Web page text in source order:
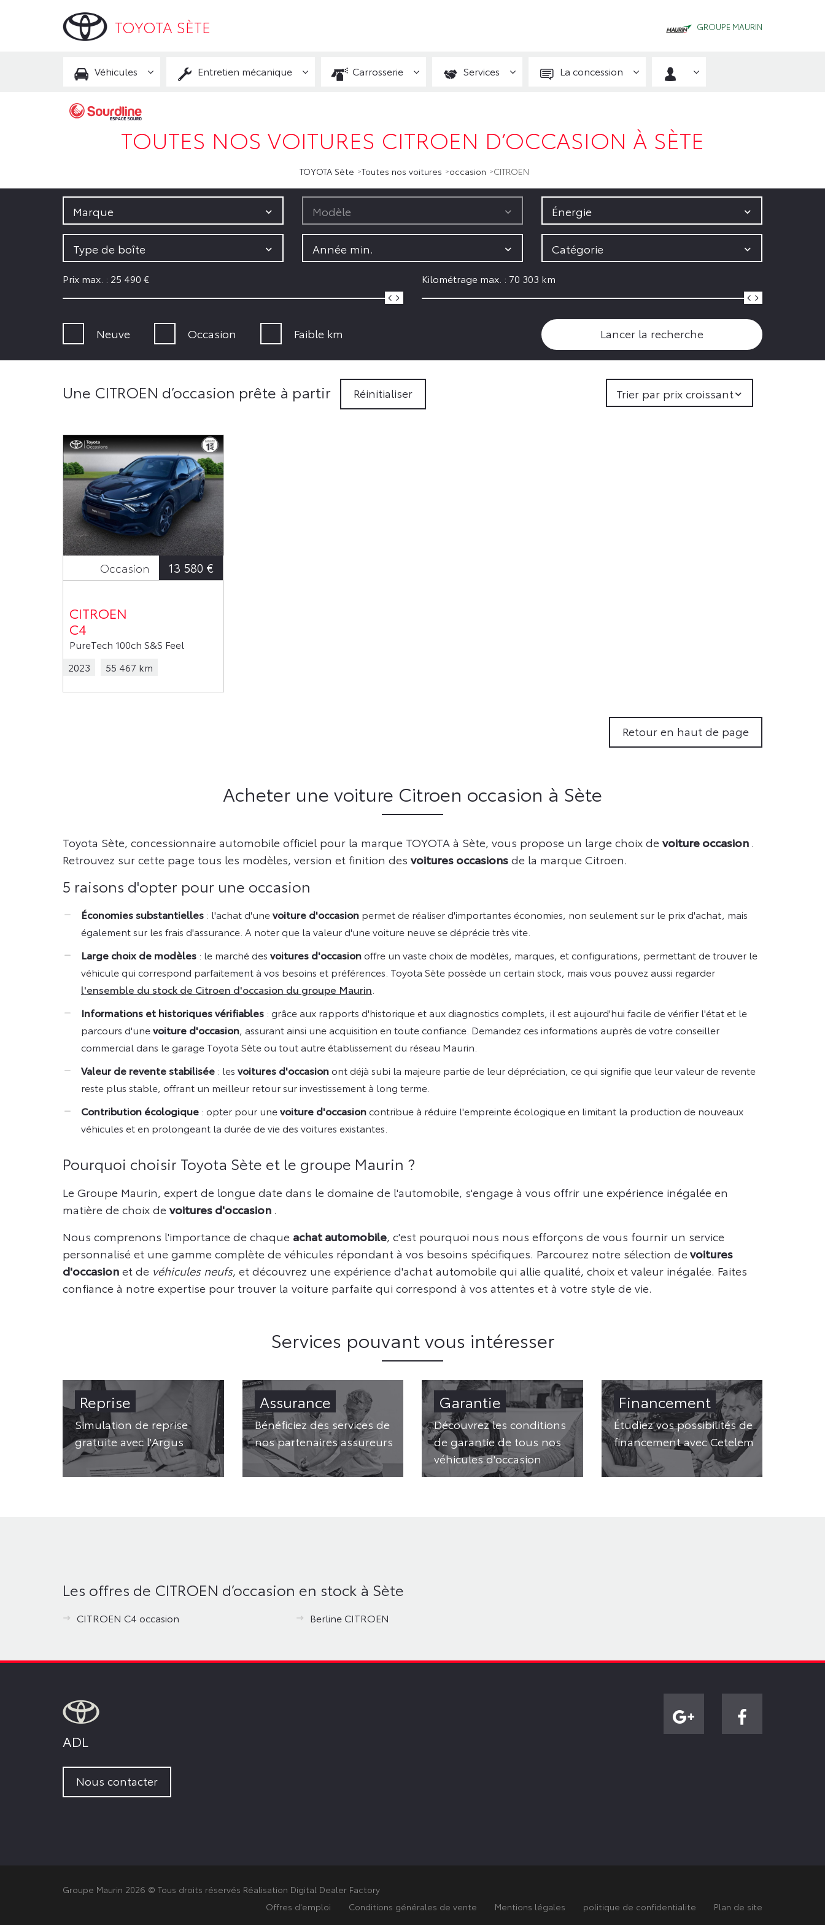
TOYOTA SÈTE GROUPE MAURIN
Véhicules Entretien mécanique Carrosserie Services La concession
TOUTES NOS VOITURES CITROEN D’OCCASION À SÈTE
TOYOTA Sète Toutes nos voitures occasion CITROEN
Marque Modèle Énergie
Type de boîte Année min. Catégorie
Prix max. : 25 490 € Kilométrage max. : 70 303 km
Neuve Occasion Faible km Lancer la recherche
Une CITROEN d’occasion prête à partir Réinitialiser Trier par prix croissant
Occasion 13 580 €
CITROEN
C4
PureTech 100ch S&S Feel
2023
55 467 km
Retour en haut de page
Acheter une voiture Citroen occasion à Sète
Toyota Sète, concessionnaire automobile officiel pour la marque TOYOTA à Sète, vous propose un large choix devoiture occasion .
Retrouvez sur cette page tous les modèles, version et finition des voitures occasionsde la marque Citroen.
5 raisons d'opter pour une occasion
Économies substantielles : l'achat d'unevoiture d'occasion permet de réaliser d'importantes économies, non seulement sur le prix d'achat, mais
également sur les frais d'assurance. A noter que la valeur d'une voiture neuve se déprécie très vite.
Large choix de modèles : le marché des voitures d'occasionoffre un vaste choix de modèles, marques, et configurations, permettant de trouver le
véhicule qui correspond parfaitement à vos besoins et préférences. Toyota Sète possède un certain stock, mais vous pouvez aussi regarder
l'ensemble du stock de Citroen d'occasion du groupe Maurin
Informations et historiques vérifiables : grâce aux rapports d'historique et aux diagnostics complets, il est aujourd'hui facile de vérifier l'état et le
parcours d'unevoiture d'occasion, assurant ainsi une acquisition en toute confiance. Demandez ces informations auprès de votre conseiller
commercial dans le garage Toyota Sète ou tout autre établissement du réseau Maurin.
Valeur de revente stabilisée : les voitures d'occasionont déjà subi la majeure partie de leur dépréciation, ce qui signifie que leur valeur de revente
reste plus stable, offrant un meilleur retour sur investissement à long terme.
Contribution écologique : opter pour unevoiture d'occasioncontribue à réduire l'empreinte écologique en limitant la production de nouveaux
véhicules et en prolongeant la durée de vie des voitures existantes.
Pourquoi choisir Toyota Sète et le groupe Maurin ?
Le Groupe Maurin, expert de longue date dans le domaine de l'automobile, s'engage à vous offrir une expérience inégalée en
matière de choix devoitures d'occasion .
Nous comprenons l'importance de chaque achat automobile, c'est pourquoi nous nous efforçons de vous fournir un service
personnalisé et une gamme complète de véhicules répondant à vos besoins spécifiques. Parcourez notre sélection devoitures
d'occasionet de véhicules neufs, et découvrez une expérience d'achat automobile qui allie qualité, choix et valeur inégalée. Faites
confiance à notre expertise pour trouver la voiture parfaite qui correspond à vos attentes et à votre style de vie.
Services pouvant vous intéresser
Reprise
Simulation de reprise
gratuite avec l'Argus
Assurance
Bénéficiez des services de
nos partenaires assureurs
Garantie
Découvrez les conditions
de garantie de tous nos
véhicules d'occasion
Financement
Étudiez vos possibilités de
financement avec Cetelem
Les offres de CITROEN d’occasion en stock à Sète
CITROEN C4 occasion Berline CITROEN
ADL
Nous contacter
Groupe Maurin 2026 © Tous droits réservés Réalisation Digital Dealer Factory
Offres d'emploi
Conditions générales de vente Mentions légales politique de confidentialite Plan de site